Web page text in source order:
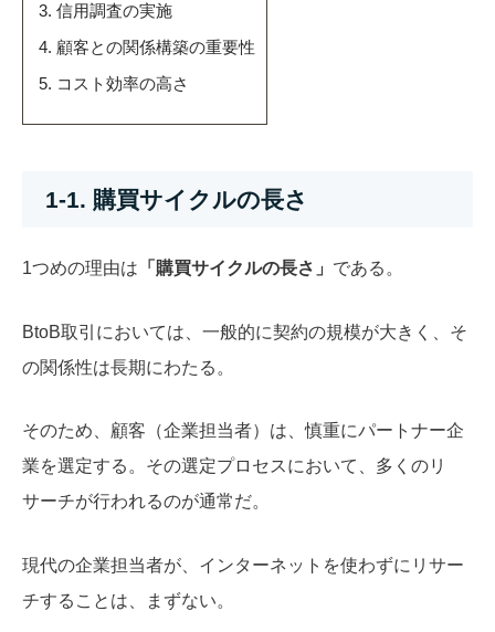
信用調査の実施
顧客との関係構築の重要性
コスト効率の高さ
1-1. 購買サイクルの長さ
1つめの理由は 「購買サイクルの長さ」 である。
BtoB取引においては、一般的に契約の規模が大きく、そ
の関係性は長期にわたる。
そのため、顧客（企業担当者）は、慎重にパートナー企
業を選定する。その選定プロセスにおいて、多くのリ
サーチが行われるのが通常だ。
現代の企業担当者が、インターネットを使わずにリサー
チすることは、まずない。